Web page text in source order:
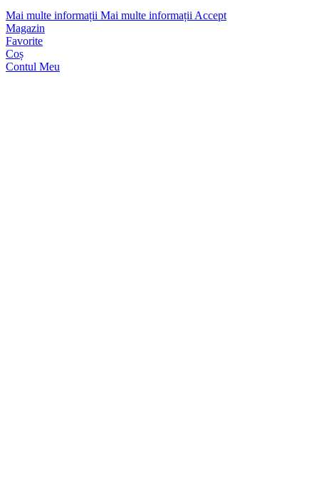
Mai multe informații Mai multe informațiiAccept
Magazin
Favorite
Coș
Contul Meu